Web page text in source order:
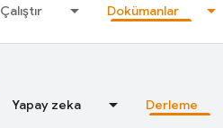
Çalıştır Dokümanlar
Yapay zeka Derleme